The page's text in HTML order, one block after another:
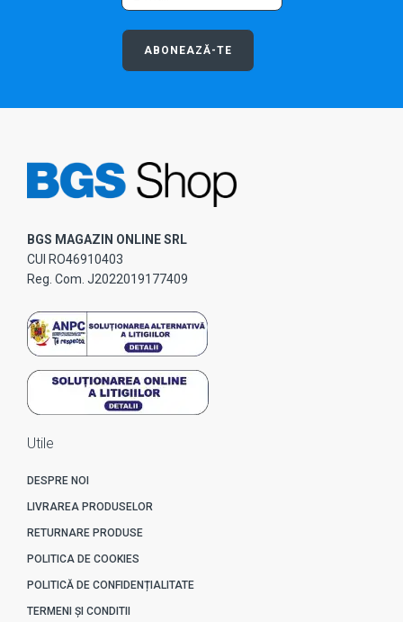
ABONEAZĂ-TE
BGS MAGAZIN ONLINE SRL
CUI RO46910403
Reg. Com. J2022019177409
Utile
DESPRE NOI
LIVRAREA PRODUSELOR
RETURNARE PRODUSE
POLITICA DE COOKIES
POLITICĂ DE CONFIDENȚIALITATE
TERMENI ȘI CONDITII